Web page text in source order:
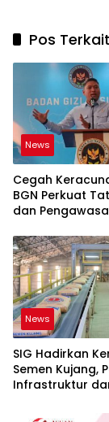
Pos Terkait
News
Cegah
BGN Perkuat
dan
News
SIG Hadirkan
Semen Kujang,
Infrastruktur